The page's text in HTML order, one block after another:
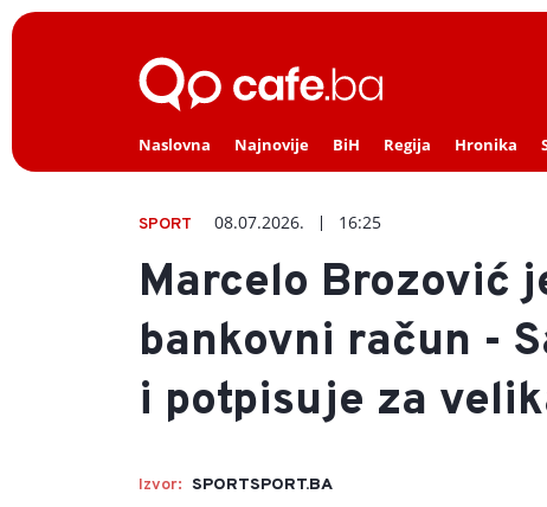
Naslovna Najnovije BiH Regija Hronika
SPORT 08.07.2026. 16:25
Marcelo Brozović
bankovni račun -
i potpisuje za
Izvor: SPORTSPORT.BA